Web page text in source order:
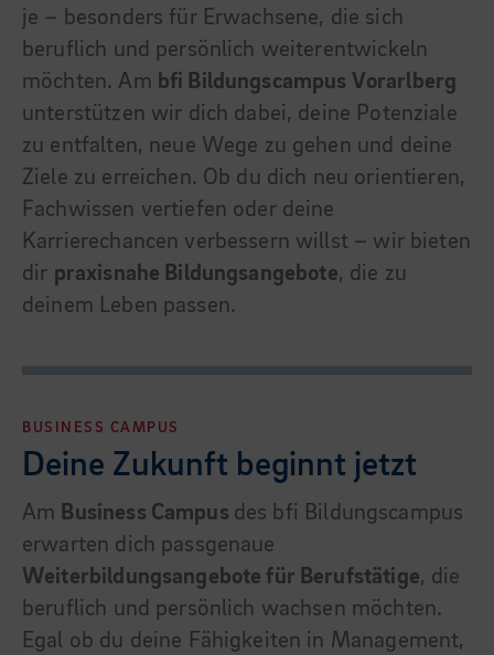
je – besonders für Erwachsene, die sich
beruflich und persönlich weiterentwickeln
möchten. Am bfi Bildungscampus Vorarlberg
unterstützen wir dich dabei, deine Potenziale
zu entfalten, neue Wege zu gehen und deine
Ziele zu erreichen. Ob du dich neu orientieren,
Fachwissen vertiefen oder deine
Karrierechancen verbessern willst – wir bieten
dir praxisnahe Bildungsangebote, die zu
deinem Leben passen.
BUSINESS CAMPUS
Deine Zukunft beginnt jetzt
Am Business Campus des bfi Bildungscampus
erwarten dich passgenaue
Weiterbildungsangebote für Berufstätige, die
beruflich und persönlich wachsen möchten.
Egal ob du deine Fähigkeiten in Management,